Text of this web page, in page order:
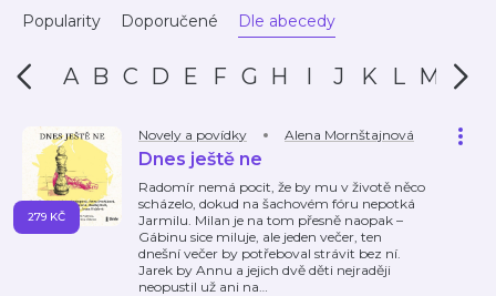
Popularity Doporučené Dle abecedy
A B C D E F G H I J K L M N
Novely a povídky Alena Mornštajnová
Dnes ještě ne
Radomír nemá pocit, že by mu v životě něco
scházelo, dokud na šachovém fóru nepotká
Jarmilu. Milan je na tom přesně naopak –
Gábinu sice miluje, ale jeden večer, ten
dnešní večer by potřeboval strávit bez ní.
Jarek by Annu a jejich dvě děti nejraději
neopustil už ani na…
279 KČ